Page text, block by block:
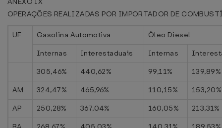
OPERAÇÕES REALIZADAS POR IMPORTADOR DE
UF Gasolina Automotiva
Óleo Diesel
Internas
Interestaduais Internas
305,46%
440,62% 99,11%
139,89%
AM
324,47% 465,96% 110,15%
153,20%
AP
250,28% 367,04% 160,05%
213,31%